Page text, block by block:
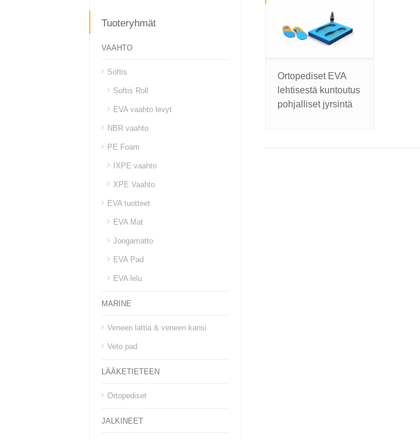
Ortopediset EVA
lehtisestä kuntoutus
pohjalliset jyrsintä
Tuoteryhmät
VAAHTO
Softis
Softis Roll
EVA vaahto levyt
NBR vaahto
PE Foam
IXPE vaahto
XPE Vaahto
EVA tuotteet
EVA Mat
Joogamatto
EVA Pad
EVA lelu
MARINE
Veneen lattia & veneen kansi
Veto pad
LÄÄKETIETEEN
Ortopediset
JALKINEET